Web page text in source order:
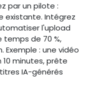
par un pilote :
existante. Intégrez
l'upload
temps de 70 %,
: une vidéo
minutes, prête
IA-générés